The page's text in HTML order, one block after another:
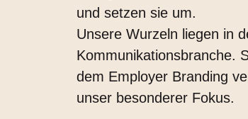
und setzen sie um.
Unsere Wurzeln liegen in
Kommunikationsbranche.
dem Employer Branding
unser besonderer Fokus.